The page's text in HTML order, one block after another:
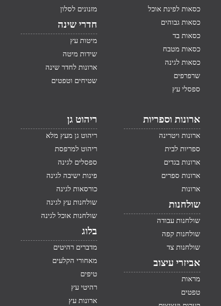
כסאות לפינת אוכל
כסאות גבוהים
כסאות בד
כסאות מטבח
כסאות לגינה
שרפרפים
ספסלי עץ
מזנונים לסלון
חדרי שינה
מיטות עץ
שידות מיטה
ארונות לחדר שינה
שטיחים וטפטים
ארונות וספריות
ארונות ויטרינה
ספריות לבית
ארונות בגדים
ארונות ספרים
ארונות
שולחנות
שולחנות עבודה
שולחנות קפה
שולחנות צד
אביזרי עיצוב
מראות
טפטים
ריהוט גן
ריהוט גן מעץ מלא
ריהוט למרפסת
ספסלים לגינה
פינות ישיבה לגינה
כורסאות לגינה
שולחנות עץ לגינה
שולחנות אוכל לגינה
בלוג
מדברים רהיטים
מאחורי הקלעים
טיפים
רהיטי עץ
ארונות עץ